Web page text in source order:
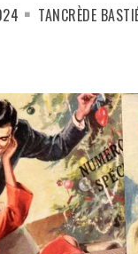
TANCRÈDE